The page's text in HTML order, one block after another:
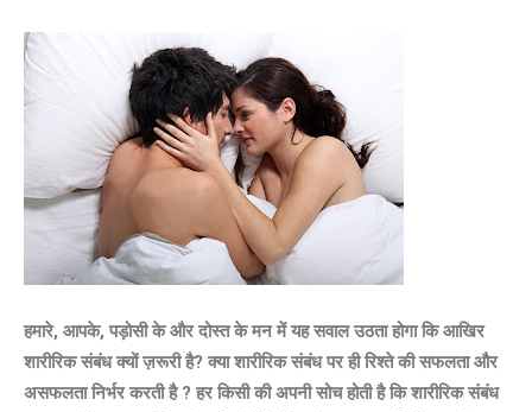
हमारे, आपके, पड़ोसी के और दोस्त के मन में यह सवाल उठता होगा कि आखिर
शारीरिक संबंध क्यों ज़रूरी है? क्या शारीरिक संबंध पर ही रिश्ते की सफलता और
असफलता निर्भर करती है ? हर किसी की अपनी सोच होती है कि शारीरिक संबंध